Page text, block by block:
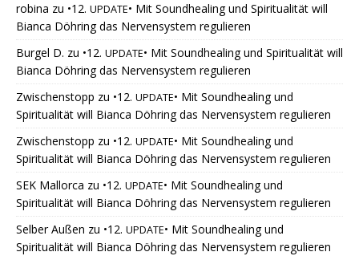
robina zu •12. UPDATE• Mit Soundhealing und Spiritualität will
Bianca Döhring das Nervensystem regulieren
Burgel D. zu •12. UPDATE• Mit Soundhealing und Spiritualität will
Bianca Döhring das Nervensystem regulieren
Zwischenstopp zu •12. UPDATE• Mit Soundhealing und
Spiritualität will Bianca Döhring das Nervensystem regulieren
Zwischenstopp zu •12. UPDATE• Mit Soundhealing und
Spiritualität will Bianca Döhring das Nervensystem regulieren
SEK Mallorca zu •12. UPDATE• Mit Soundhealing und
Spiritualität will Bianca Döhring das Nervensystem regulieren
Selber Außen zu •12. UPDATE• Mit Soundhealing und
Spiritualität will Bianca Döhring das Nervensystem regulieren